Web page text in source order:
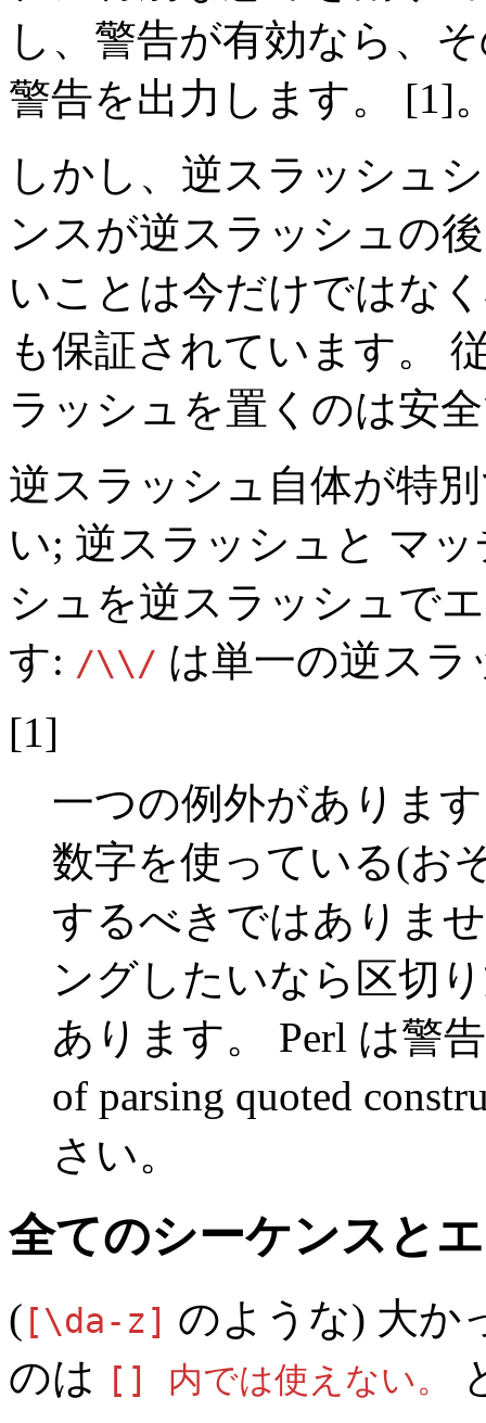
し、警告が有効なら、
警告を出力します。 [1]
しかし、逆スラッシュ
ンスが逆スラッシュの
いことは今だけではな
も保証されています。
ラッシュを置くのは安
逆スラッシュ自体が特
い; 逆スラッシュと マ
シュを逆スラッシュで
す: /\\/ は単一の逆ス
[1]
一つの例外がありま
数字を使っている(お
するべきではありま
ングしたいなら区切
あります。 Perl は警
of parsing quoted
さい。
全てのシーケンスと
( [\da-z] のような) 大か
のは
[] 内では使えない。